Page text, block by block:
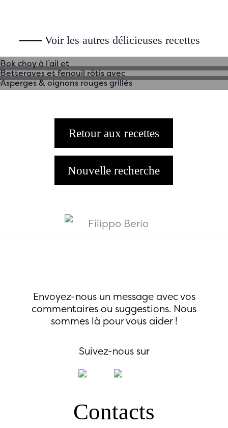
Voir les autres délicieuses recettes
Bok choy à l’ail et
Asperges & oignons rouges
grillés
Retour aux recettes
Nouvelle recherche
Envoyez-nous un message avec vos
commentaires ou suggestions. Nous
sommes là pour vous aider !
Suivez-nous sur
Contacts